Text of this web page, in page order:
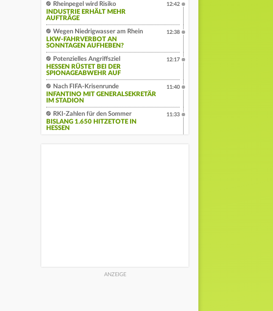
Rheinpegel wird Risiko
INDUSTRIE ERHÄLT MEHR
AUFTRÄGE
12:42
Wegen Niedrigwasser am Rhein
LKW-FAHRVERBOT AN
SONNTAGEN AUFHEBEN?
12:38
Potenzielles Angriffsziel
HESSEN RÜSTET BEI DER
SPIONAGEABWEHR AUF
12:17
Nach FIFA-Krisenrunde
INFANTINO MIT GENERALSEKRETÄR
IM STADION
11:40
RKI-Zahlen für den Sommer
BISLANG 1.650 HITZETOTE IN
HESSEN
11:33